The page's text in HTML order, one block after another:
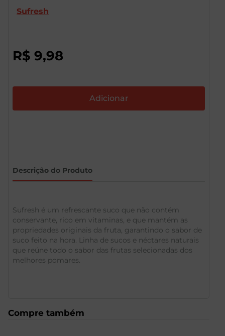
Sufresh
R$ 9,98
Descrição do Produto
Sufresh é um refrescante suco que não contém
conservante, rico em vitaminas, e que mantém as
propriedades originais da fruta, garantindo o sabor de
suco feito na hora. Linha de sucos e néctares naturais
que reúne todo o sabor das frutas selecionadas dos
melhores pomares.
Compre também